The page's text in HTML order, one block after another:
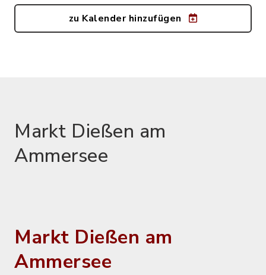
zu Kalender hinzufügen
Markt Dießen am
Ammersee
Markt Dießen am
Ammersee